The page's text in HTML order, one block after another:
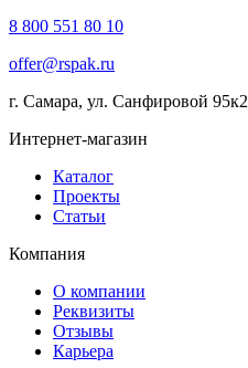
8 800 551 80 10
offer@rspak.ru
г. Самара, ул. Санфировой 95к2
Интернет-магазин
Каталог
Проекты
Статьи
Компания
О компании
Реквизиты
Отзывы
Карьера